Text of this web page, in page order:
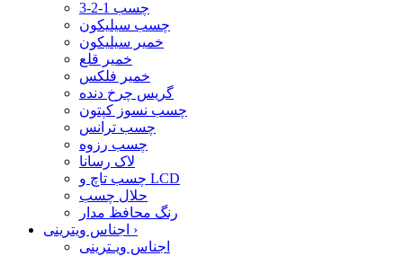
چسب 1-2-3
چسب سیلیکون
خمیر سیلیکون
خمیر قلع
خمیر فلکس
گریس چرخ دنده
چسب نسوز کپتون
چسب ترانس
چسب رزوه
لاک رسانا
چسب تاچ و LCD
حلال چسب
رنگ محافظ مدار
›
اجناس ویـترینی